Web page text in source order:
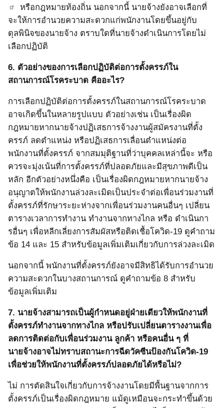
หรือกฎหมายท้องถิ่น นอกจากนี้ นายจ้างยังอาจเลือกที่
จะให้การอำนวยความสะดวกแก่พนักงานโดยขึ้นอยู่กับ
ดุลพินิจของนายจ้าง ตราบใดที่นายจ้างดำเนินการโดยไม่
เลือกปฏิบัติ
6. ตัวอย่างของการเลือกปฏิบัติต่อการตั้งครรภ์ใน
สถานการณ์โรคระบาด คืออะไร?
การเลือกปฏิบัติต่อการตั้งครรภ์ในสถานการณ์โรคระบาด
อาจเกิดขึ้นในหลายรูปแบบ ตัวอย่างเช่น เป็นเรื่องผิด
กฎหมายหากนายจ้างปฏิเสธการจ้างงานผู้สมัครงานที่ตั้ง
ครรภ์ ลดตำแหน่ง หรือปฏิเสธการเลื่อนตำแหน่งต่อ
พนักงานที่ตั้งครรภ์ จากสมมุติฐานที่ว่าบุคคลเหล่านี้จะ หรือ
ควรจะมุ่งเน้นที่การตั้งครรภ์ที่ปลอดภัยและมีสุขภาพดีเป็น
หลัก อีกตัวอย่างหนึ่งคือ เป็นเรื่องผิดกฎหมายหากนายจ้าง
อนุญาตให้พนักงานล่วงละเมิดเป็นประจำต่อเพื่อนร่วมงานที่
ตั้งครรภ์ที่รักษาระยะห่างจากเพื่อนร่วมงานคนอื่นๆ เปลี่ยน
ตารางเวลาการทำงาน ทำงานจากทางไกล หรือ ดำเนินกา
รอื่นๆ เพื่อหลีกเลี่ยงการสัมผัสหรือติดเชื้อโควิด-19 ดูคำถาม
ข้อ 14 และ 15 สำหรับข้อมูลเพิ่มเติมเกี่ยวกับการล่วงละเมิด
นอกจากนี้ พนักงานที่ตั้งครรภ์ยังอาจมีสิทธิได้รับการอำนวย
ความสะดวกในบางสถานการณ์ ดูคำถามข้อ 8 สำหรับ
ข้อมูลเพิ่มเติม
7. นายจ้างสามารถเป็นผู้กำหนดอยู่ฝ่ายเดียวให้พนักงานที่
ตั้งครรภ์ทำงานจากทางไกล หรือปรับเปลี่ยนตารางงานเพื่อ
ลดการติดต่อกับเพื่อนร่วมงาน ลูกค้า หรือคนอื่น ๆ ที่
นายจ้างอาจไม่ทราบสถานะการฉีดวัคซีนป้องกันโควิด-19
เพื่อช่วยให้พนักงานที่ตั้งครรภ์ปลอดภัยได้หรือไม่?
ไม่ การตัดสินใจเกี่ยวกับการจ้างงานโดยมีพื้นฐานจากการ
ตั้งครรภ์เป็นเรื่องผิดกฎหมาย แม้ดูเหมือนจะกระทำขึ้นด้วย